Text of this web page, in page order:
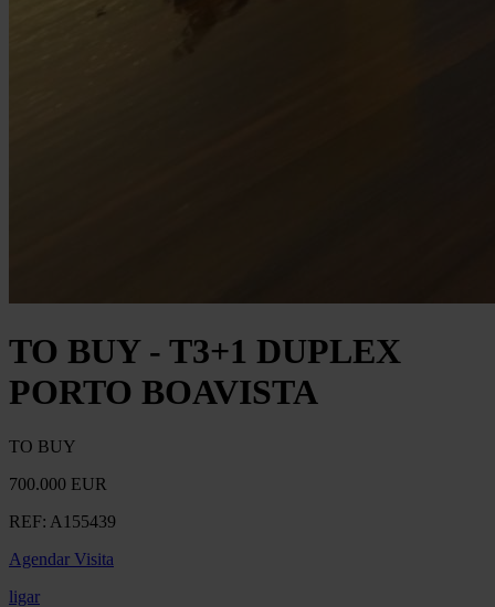
TO BUY - T3+1 DUPLEX
PORTO BOAVISTA
TO BUY
700.000 EUR
REF: A155439
Agendar Visita
ligar